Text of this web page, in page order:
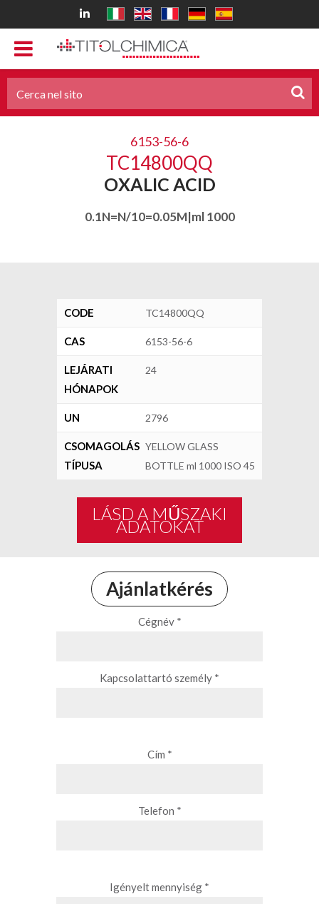
6153-56-6
TC14800QQ
OXALIC ACID
0.1N=N/10=0.05M|ml 1000
CODE TC14800QQ
CAS 6153-56-6
LEJÁRATI
HÓNAPOK
24
UN 2796
CSOMAGOLÁS
TÍPUSA
YELLOW GLASS
BOTTLE ml 1000 ISO 45
LÁSD A MŰSZAKI
ADATOKAT
Ajánlatkérés
Cégnév *
Kapcsolattartó személy *
Cím *
Telefon *
Igényelt mennyiség *